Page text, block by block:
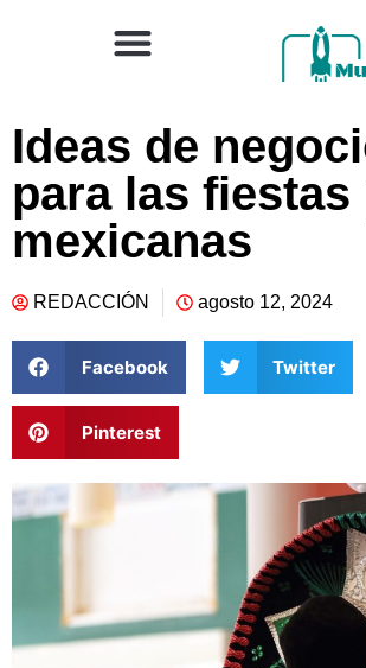
Ideas de
para las fiestas
mexicanas
REDACCIÓN agosto 12, 2024
Facebook Twitter
Pinterest